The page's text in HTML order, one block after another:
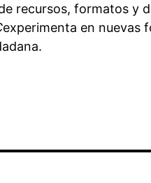
recursos, formatos y
experimenta en nuevas